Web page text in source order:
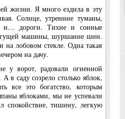
жизни. Я много ездила в эту
Солнце, утренние туманы,
и… дороги. Тихие и сонные
машины, шуршание шин.
на лобовом стекле. Одна такая
на дачу.
у ворот, радовали огненной
в саду созрело столько яблок,
все это богатство, которым
яблоками, мы не успевали
спокойствие, тишину, легкую